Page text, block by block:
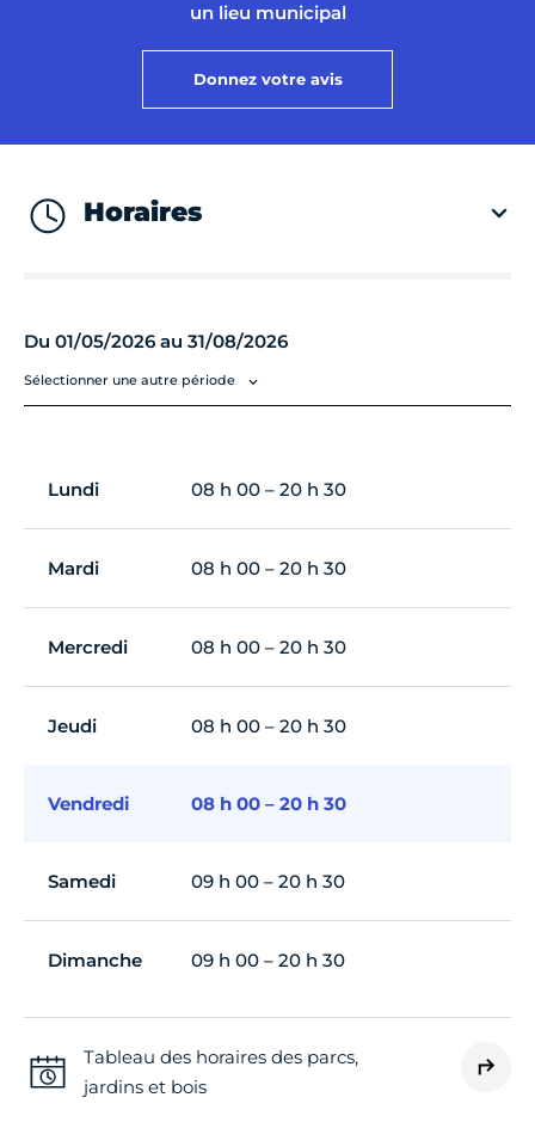
un lieu municipal
Donnez votre avis
Horaires
Du 01/05/2026 au 31/08/2026
Sélectionner une autre période
Lundi 08 h 00 – 20 h 30
Mardi 08 h 00 – 20 h 30
Mercredi 08 h 00 – 20 h 30
Jeudi 08 h 00 – 20 h 30
Vendredi 08 h 00 – 20 h 30
Samedi 09 h 00 – 20 h 30
Dimanche 09 h 00 – 20 h 30
Tableau des horaires des parcs,
jardins et bois